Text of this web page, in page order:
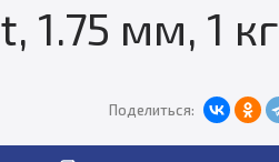
1.75 мм, 1 кг
Поделиться: